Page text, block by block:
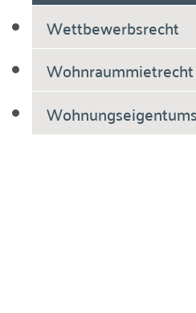
Wettbewerbsrecht
Wohnraummietrecht